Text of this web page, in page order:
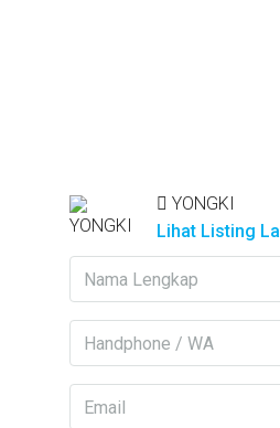
YONGKI
Lihat Listing